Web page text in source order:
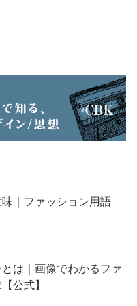
｜ファッション用語
は｜画像でわかるファ
公式】